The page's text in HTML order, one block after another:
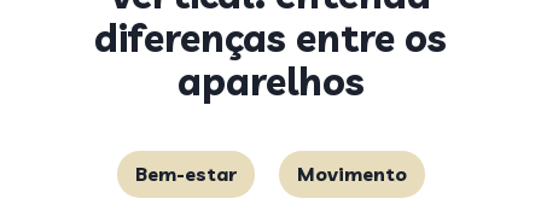
diferenças entre os
aparelhos
Bem-estar Movimento